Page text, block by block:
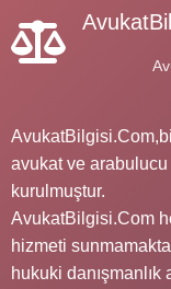
avukat ve arabulucu
kurulmuştur.
AvukatBilgisi.Com
hizmeti
hukuki